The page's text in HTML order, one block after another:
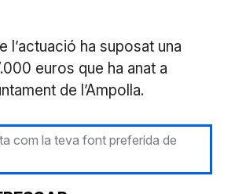
l’actuació ha suposat una
euros que ha anat a
de l’Ampolla.
com la teva font preferida de